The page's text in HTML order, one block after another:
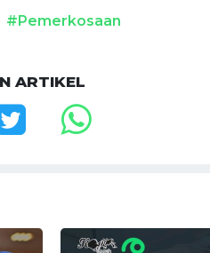
#Pemerkosaan
ARTIKEL